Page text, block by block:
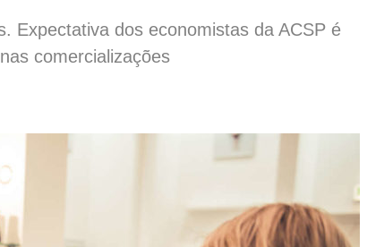
Expectativa dos economistas da ACSP é
comercializações